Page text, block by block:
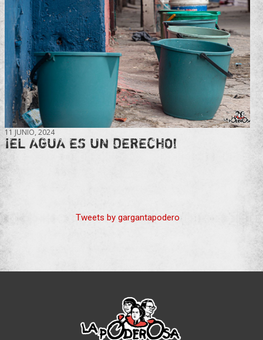
11 JUNIO, 2024
¡EL AGUA ES UN DERECHO!
Tweets by gargantapodero